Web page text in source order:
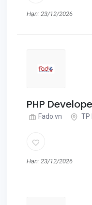
Hạn: 23/12/2026
PHP
Fado.vn TP
Hạn: 23/12/2026